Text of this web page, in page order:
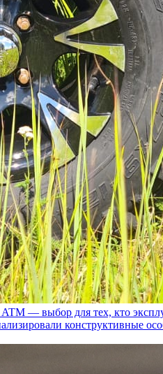
— выбор для тех, кто
конструктивные